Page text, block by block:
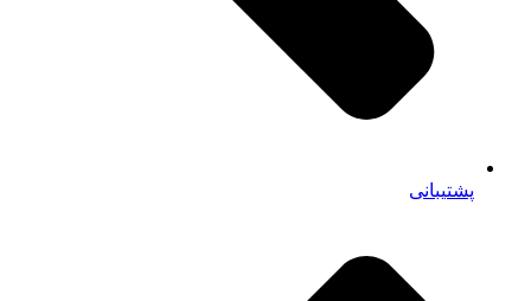
پشتیبانی